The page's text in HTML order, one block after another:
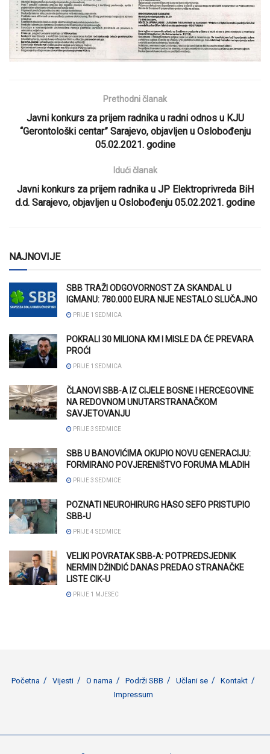
Prethodni članak
Javni konkurs za prijem radnika u radni odnos u KJU
“Gerontološki centar” Sarajevo, objavljen u Oslobođenju
05.02.2021. godine
Idući članak
Javni konkurs za prijem radnika u JP Elektroprivreda BiH
d.d. Sarajevo, objavljen u Oslobođenju 05.02.2021. godine
NAJNOVIJE
SBB TRAŽI ODGOVORNOST ZA SKANDAL U
IGMANU: 780.000 EURA NIJE NESTALO SLUČAJNO
PRIJE 1 SEDMICA
POKRALI 30 MILIONA KM I MISLE DA ĆE PREVARA
PROĆI
PRIJE 1 SEDMICA
ČLANOVI SBB-A IZ CIJELE BOSNE I HERCEGOVINE
NA REDOVNOM UNUTARSTRANAČKOM
SAVJETOVANJU
PRIJE 3 SEDMICE
SBB U BANOVIĆIMA OKUPIO NOVU GENERACIJU:
FORMIRANO POVJERENIŠTVO FORUMA MLADIH
PRIJE 3 SEDMICE
POZNATI NEUROHIRURG HASO SEFO PRISTUPIO
SBB-U
PRIJE 4 SEDMICE
VELIKI POVRATAK SBB-A: POTPREDSJEDNIK
NERMIN DŽINDIĆ DANAS PREDAO STRANAČKE
LISTE CIK-U
PRIJE 1 MJESEC
Početna Vijesti O nama Podrži SBB Učlani se
Kontakt
Impressum